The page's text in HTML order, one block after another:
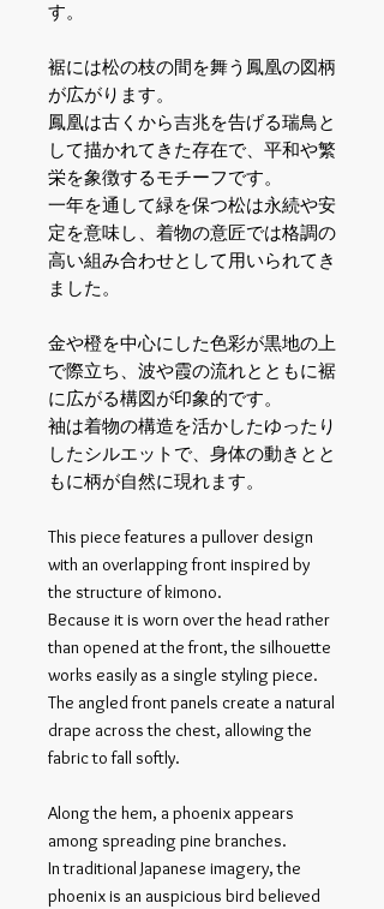
す。
裾には松の枝の間を舞う鳳凰の図柄
が広がります。
鳳凰は古くから吉兆を告げる瑞鳥と
して描かれてきた存在で、平和や繁
栄を象徴するモチーフです。
一年を通して緑を保つ松は永続や安
定を意味し、着物の意匠では格調の
高い組み合わせとして用いられてき
ました。
金や橙を中心にした色彩が黒地の上
で際立ち、波や霞の流れとともに裾
に広がる構図が印象的です。
袖は着物の構造を活かしたゆったり
したシルエットで、身体の動きとと
もに柄が自然に現れます。
This piece features a pullover design
with an overlapping front inspired by
the structure of kimono.
Because it is worn over the head rather
than opened at the front, the silhouette
works easily as a single styling piece.
The angled front panels create a natural
drape across the chest, allowing the
fabric to fall softly.
Along the hem, a phoenix appears
among spreading pine branches.
In traditional Japanese imagery, the
phoenix is an auspicious bird believed